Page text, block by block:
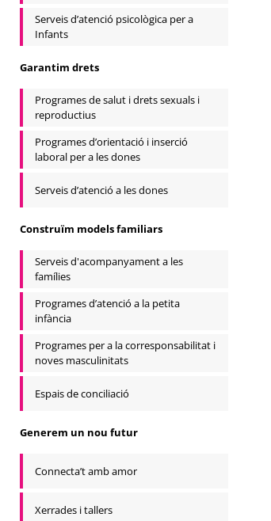
Serveis d’atenció psicològica per a
Infants
Garantim drets
Programes de salut i drets sexuals i
reproductius
Programes d’orientació i inserció
laboral per a les dones
Serveis d’atenció a les dones
Construïm models familiars
Serveis d'acompanyament a les
famílies
Programes d’atenció a la petita
infància
Programes per a la corresponsabilitat i
noves masculinitats
Espais de conciliació
Generem un nou futur
Connecta’t amb amor
Xerrades i tallers